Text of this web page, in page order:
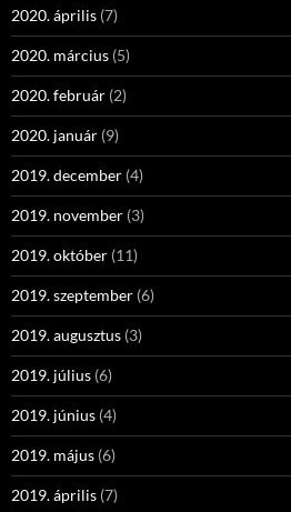
2020. április (7)
2020. március (5)
2020. február (2)
2020. január (9)
2019. december (4)
2019. november (3)
2019. október (11)
2019. szeptember (6)
2019. augusztus (3)
2019. július (6)
2019. június (4)
2019. május (6)
2019. április (7)